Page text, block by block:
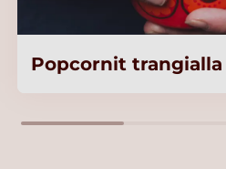
Popcornit trangialla